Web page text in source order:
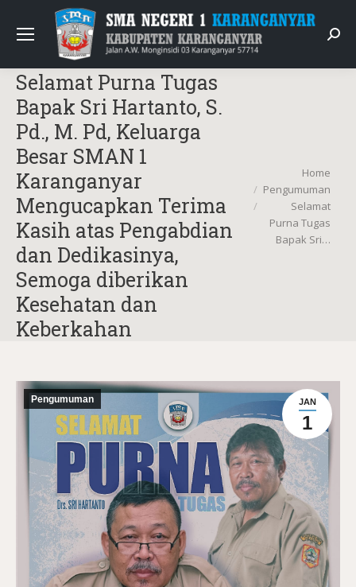
Selamat Purna Tugas
Bapak Sri Hartanto, S.
Pd., M. Pd, Keluarga
Besar SMAN 1
Karanganyar
Mengucapkan Terima
Kasih atas Pengabdian
dan Dedikasinya,
Semoga diberikan
Kesehatan dan
Keberkahan
You are here:Home
Pengumuman
Selamat
Purna Tugas
Bapak Sri…
JAN
1
Pengumuman